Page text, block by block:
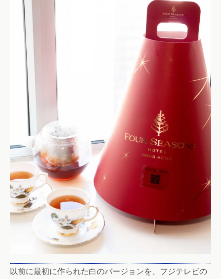
以前に最初に作られた白のバージョンを、フジテレビの